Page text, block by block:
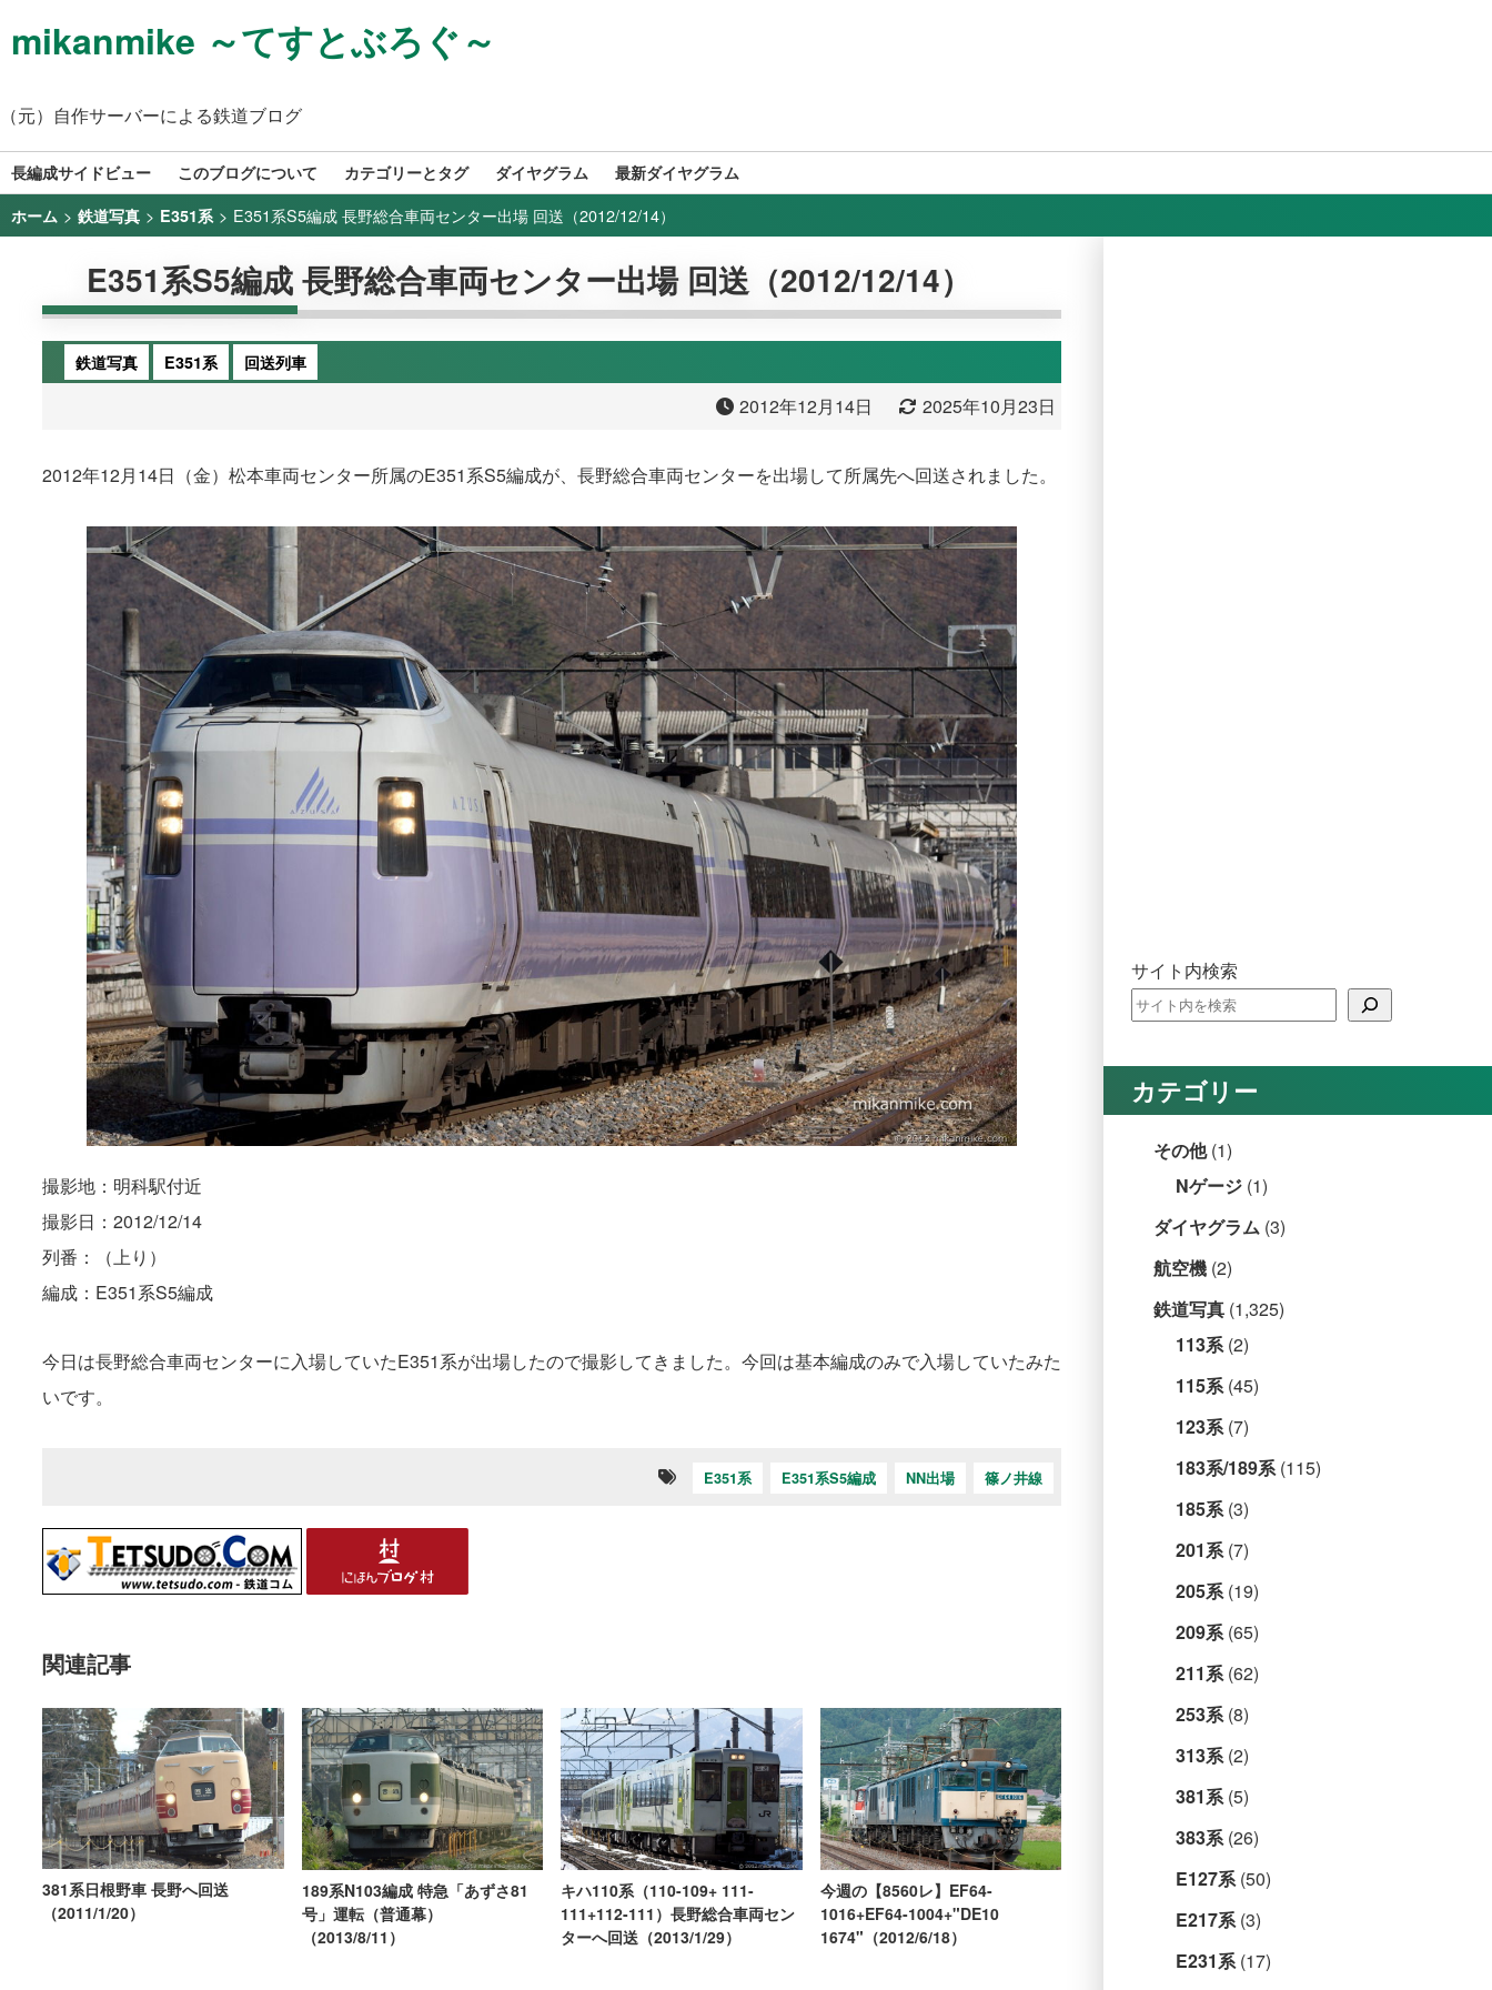
mikanmike ～てすとぶろぐ～
（元）自作サーバーによる鉄道ブログ
長編成サイドビュー このブログについて カテゴリーとタグ ダイヤグラム 最新ダイヤグラム
ホーム > 鉄道写真 > E351系 > E351系S5編成 長野総合車両センター出場 回送（2012/12/14）
E351系S5編成 長野総合車両センター出場 回送（2012/12/14）
鉄道写真 E351系 回送列車
2012年12月14日 2025年10月23日
2012年12月14日（金）松本車両センター所属のE351系S5編成が、長野総合車両センターを出場して所属先へ回送されました。
撮影地：明科駅付近
撮影日：2012/12/14
列番：（上り）
編成：E351系S5編成
今日は長野総合車両センターに入場していたE351系が出場したので撮影してきました。今回は基本編成のみで入場していたみた
いです。
E351系 E351系S5編成 NN出場 篠ノ井線
関連記事
381系日根野車 長野へ回送
（2011/1/20）
189系N103編成 特急「あずさ81
号」運転（普通幕）
（2013/8/11）
キハ110系（110-109+ 111-
111+112-111）長野総合車両セン
ターへ回送（2013/1/29）
今週の【8560レ】EF64-
1016+EF64-1004+"DE10
1674"（2012/6/18）
サイト内検索
カテゴリー
その他(1)
Nゲージ (1)
ダイヤグラム (3)
航空機 (2)
鉄道写真 (1,325)
113系(2)
115系(45)
123系(7)
183系/189系(115)
185系(3)
201系(7)
205系(19)
209系(65)
211系(62)
253系(8)
313系(2)
381系(5)
383系(26)
E127系(50)
E217系(3)
E231系(17)